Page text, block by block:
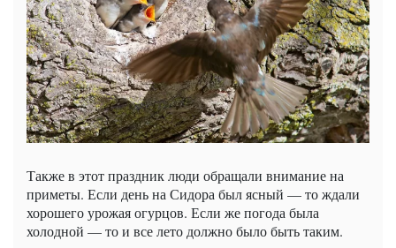
Также в этот праздник люди обращали внимание на
приметы. Если день на Сидора был ясный — то ждали
хорошего урожая огурцов. Если же погода была
холодной — то и все лето должно было быть таким.